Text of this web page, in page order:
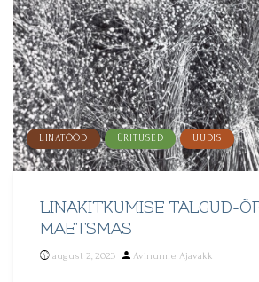
LINATÖÖD ÜRITUSED UUDIS
LINAKITKUMISE TALGUD-
MAETSMAS
august 2, 2023
Posted
Avinurme Ajavakk